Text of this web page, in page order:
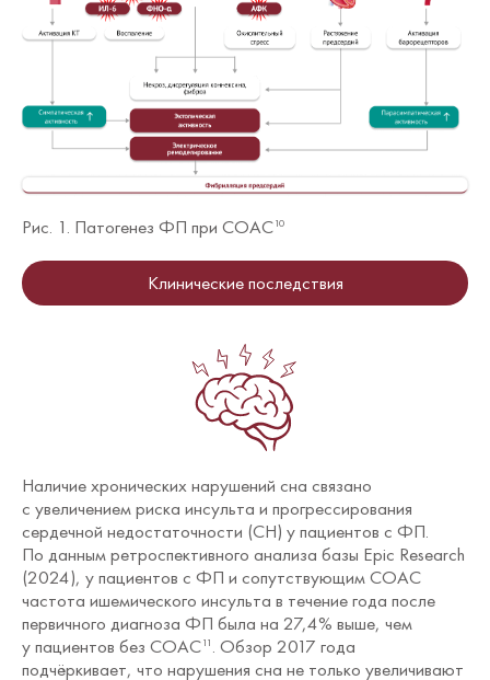
Рис. 1. Патогенез ФП при СОАС10
Клинические последствия
Наличие хронических нарушений сна связано
с увеличением риска инсульта и прогрессирования
сердечной недостаточности (СН) у пациентов с ФП.
По данным ретроспективного анализа базы Epic Research
(2024), у пациентов с ФП и сопутствующим СОАС
частота ишемического инсульта в течение года после
первичного диагноза ФП была на 27,4% выше, чем
у пациентов без СОАС11 . Обзор 2017 года
подчёркивает, что нарушения сна не только увеличивают